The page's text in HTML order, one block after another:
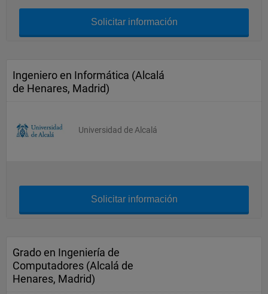
Solicitar información
Ingeniero en Informática (Alcalá
de Henares, Madrid)
Universidad de Alcalá
Solicitar información
Grado en Ingeniería de
Computadores (Alcalá de
Henares, Madrid)